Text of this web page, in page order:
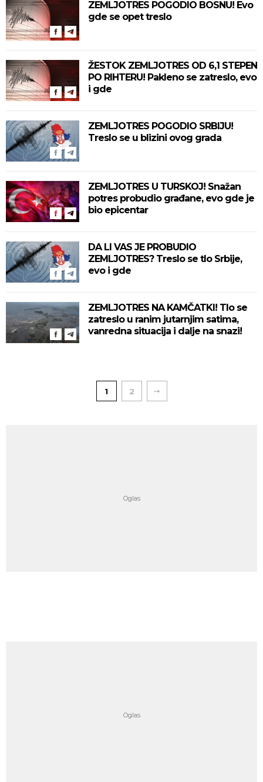
ZEMLJOTRES POGODIO BOSNU! Evo
gde se opet treslo
ŽESTOK ZEMLJOTRES OD 6,1 STEPEN
PO RIHTERU! Pakleno se zatreslo, evo
i gde
ZEMLJOTRES POGODIO SRBIJU!
Treslo se u blizini ovog grada
ZEMLJOTRES U TURSKOJ! Snažan
potres probudio građane, evo gde je
bio epicentar
DA LI VAS JE PROBUDIO
ZEMLJOTRES? Treslo se tlo Srbije,
evo i gde
ZEMLJOTRES NA KAMČATKI! Tlo se
zatreslo u ranim jutarnjim satima,
vanredna situacija i dalje na snazi!
1 2